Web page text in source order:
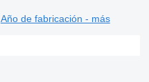
Año de fabricación - más